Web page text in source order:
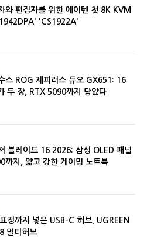
와 편집자를 위한 에이텐 첫 8K KVM
'CS1922A'
스 ROG 제피러스 듀오 GX651: 16
두 장, RTX 5090까지 담았다
블레이드 16 2026: 삼성 OLED 패널
까지, 얇고 강한 게이밍 노트북
정까지 넣은 USB-C 허브, UGREEN
멀티허브